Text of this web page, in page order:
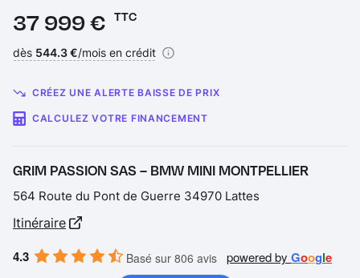
Prix :
37 999 € TTC
Financement :
dès 544.3 €/mois en crédit
CRÉEZ UNE ALERTE BAISSE DE PRIX
CALCULEZ VOTRE FINANCEMENT
GRIM PASSION SAS – BMW MINI MONTPELLIER
564 Route du Pont de Guerre 34970 Lattes
Itinéraire
4.3 Basé sur 806 avis powered by Google